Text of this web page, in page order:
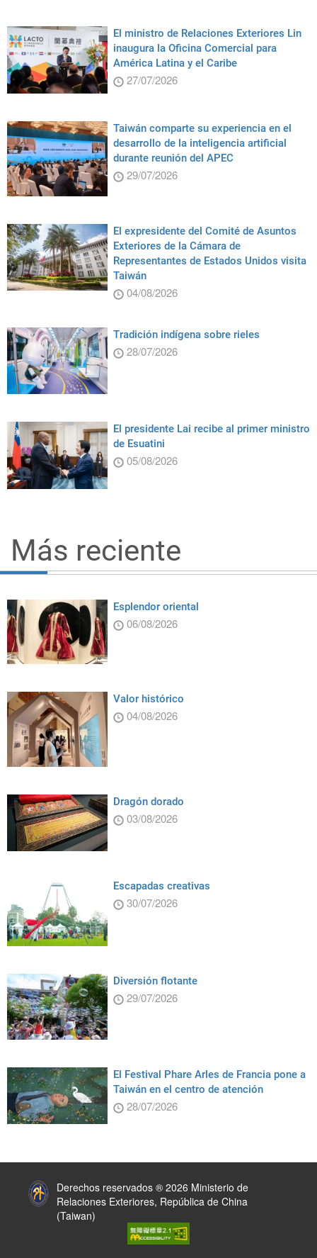
El ministro de Relaciones Exteriores Lin
inaugura la Oficina Comercial para
América Latina y el Caribe
27/07/2026
Taiwán comparte su experiencia en el
desarrollo de la inteligencia artificial
durante reunión del APEC
29/07/2026
El expresidente del Comité de Asuntos
Exteriores de la Cámara de
Representantes de Estados Unidos visita
Taiwán
04/08/2026
Tradición indígena sobre rieles
28/07/2026
El presidente Lai recibe al primer ministro
de Esuatini
05/08/2026
Más reciente
Esplendor oriental
06/08/2026
Valor histórico
04/08/2026
Dragón dorado
03/08/2026
Escapadas creativas
30/07/2026
Diversión flotante
29/07/2026
El Festival Phare Arles de Francia pone a
Taiwán en el centro de atención
28/07/2026
Derechos reservados ® 2026 Ministerio de
Relaciones Exteriores, República de China
(Taiwan)